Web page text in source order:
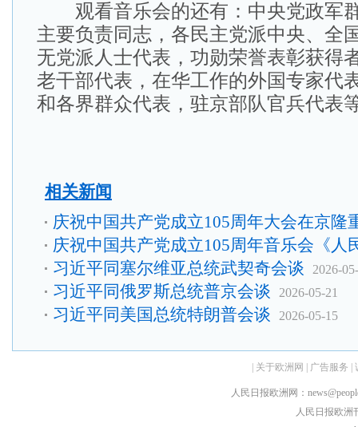
观看音乐会的还有：中央党政军
主要负责同志，各民主党派中央、全
无党派人士代表，功勋荣誉表彰获得
老干部代表，在华工作的外国专家代
和各界群众代表，驻京部队官兵代表
相关新闻
庆祝中国共产党成立105周年大会在京隆
庆祝中国共产党成立105周年音乐会《人
习近平同塞尔维亚总统武契奇会谈 2026-
习近平同俄罗斯总统普京会谈 2026-05-21
习近平同美国总统特朗普会谈 2026-05-15
关于欧洲网 广告服务
人民日报欧洲网：
人民日报欧洲